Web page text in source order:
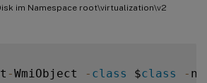
im Namespace root\virtualization\v2
-WmiObject - class $class -